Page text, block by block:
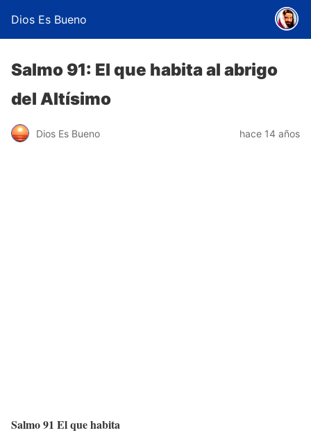
Dios Es Bueno
Salmo 91: El que habita al abrigo
del Altísimo
Dios Es Bueno hace 14 años
Salmo 91 El que habita